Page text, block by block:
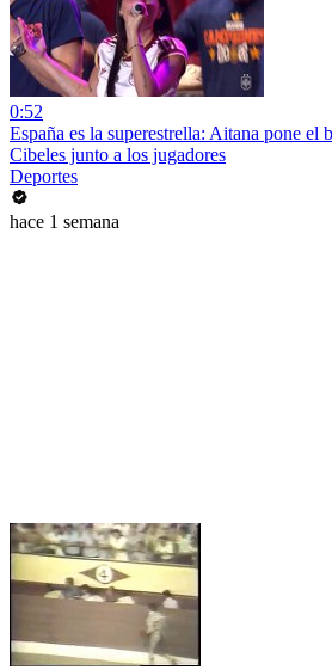
0:52
España es la superestrella: Aitana pone el
Cibeles junto a los jugadores
Deportes
hace 1 semana